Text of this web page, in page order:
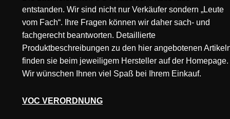
entstanden. Wir sind nicht nur Verkäufer sondern „Leute
vom Fach“. Ihre Fragen können wir daher sach- und
fachgerecht beantworten. Detaillierte
Produktbeschreibungen zu den hier angebotenen
finden sie beim jeweiligem Hersteller auf der Homepage.
Wir wünschen Ihnen viel Spaß bei Ihrem Einkauf.
VOC VERORDNUNG